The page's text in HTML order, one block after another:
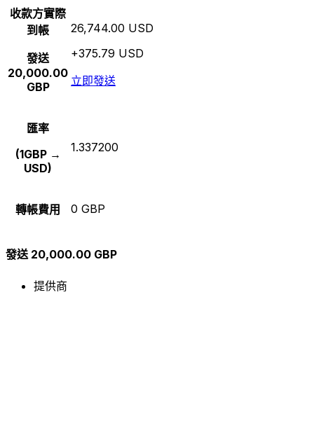
收款方實際
到帳
發送
20,000.00
GBP
26,744.00 USD
+375.79 USD
立即發送
匯率
(1GBP →
USD)
1.337200
轉帳費用 0 GBP
發送 20,000.00 GBP
提供商